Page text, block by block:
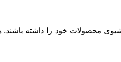
محصولات خود را داشته